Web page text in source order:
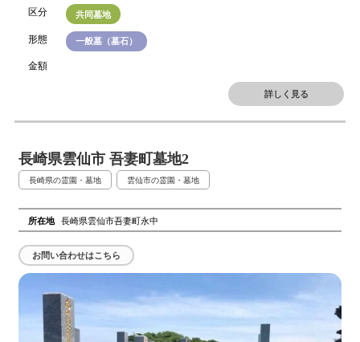
区分 共同墓地
形態 一般墓（墓石）
金額
詳しく見る
長崎県雲仙市 吾妻町墓地2
長崎県の霊園・墓地 雲仙市の霊園・墓地
所在地 長崎県雲仙市吾妻町永中
お問い合わせはこちら